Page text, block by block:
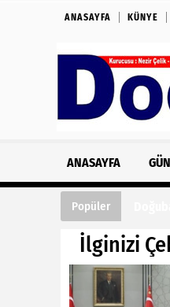
ANASAYFA KÜNYE
ANASAYFA
Popüler
İlginizi